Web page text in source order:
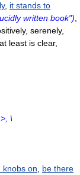
, it stands to
written book")
serenely,
least is clear,
\
knobs on
be there